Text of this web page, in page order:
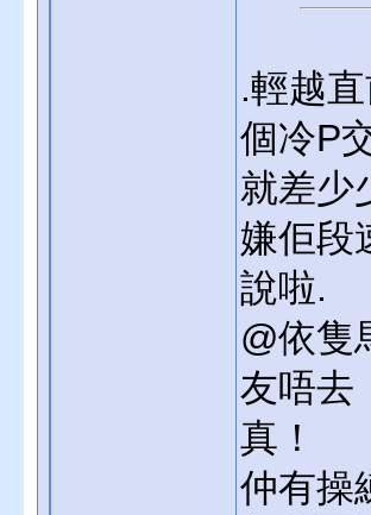
.輕越
個冷P
就差少
嫌佢段
說啦.
@依隻
友唔去
真！
仲有操